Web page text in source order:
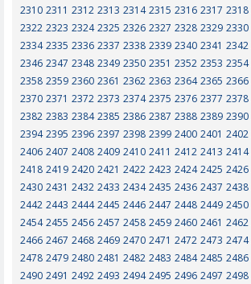
2310 2311 2312 2313 2314 2315 2316 2317 2318
2322 2323 2324 2325 2326 2327 2328 2329 2330
2334 2335 2336 2337 2338 2339 2340 2341 2342
2346 2347 2348 2349 2350 2351 2352 2353 2354
2358 2359 2360 2361 2362 2363 2364 2365 2366
2370 2371 2372 2373 2374 2375 2376 2377 2378
2382 2383 2384 2385 2386 2387 2388 2389 2390
2394 2395 2396 2397 2398 2399 2400 2401 2402
2406 2407 2408 2409 2410 2411 2412 2413 2414
2418 2419 2420 2421 2422 2423 2424 2425 2426
2430 2431 2432 2433 2434 2435 2436 2437 2438
2442 2443 2444 2445 2446 2447 2448 2449 2450
2454 2455 2456 2457 2458 2459 2460 2461 2462
2466 2467 2468 2469 2470 2471 2472 2473 2474
2478 2479 2480 2481 2482 2483 2484 2485 2486
2490 2491 2492 2493 2494 2495 2496 2497 2498